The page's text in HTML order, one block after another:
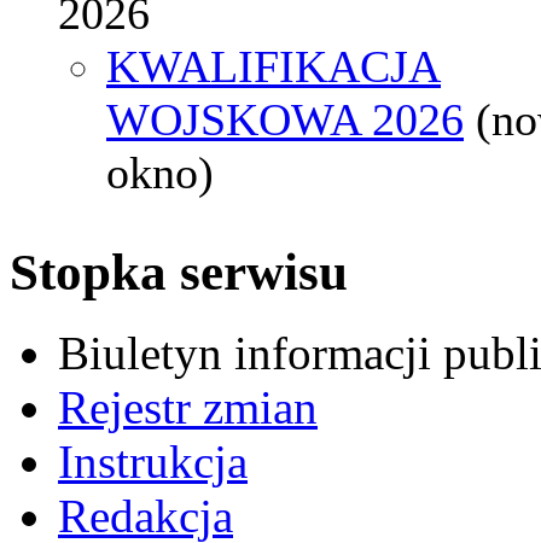
2026
KWALIFIKACJA
WOJSKOWA 2026
okno)
Stopka serwisu
Biuletyn informacji
Rejestr zmian
Instrukcja
Redakcja